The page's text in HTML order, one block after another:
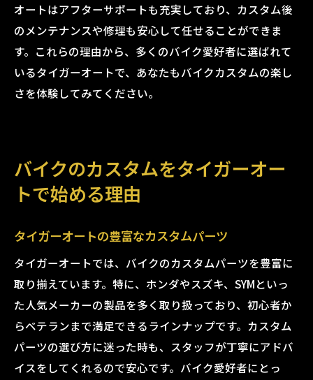
オートはアフターサポートも充実しており、カスタム後
のメンテナンスや修理も安心して任せることができま
す。これらの理由から、多くのバイク愛好者に選ばれて
いるタイガーオートで、あなたもバイクカスタムの楽し
さを体験してみてください。
バイクのカスタムをタイガーオー
トで始める理由
タイガーオートの豊富なカスタムパーツ
タイガーオートでは、バイクのカスタムパーツを豊富に
取り揃えています。特に、ホンダやスズキ、SYMといっ
た人気メーカーの製品を多く取り扱っており、初心者か
らベテランまで満足できるラインナップです。カスタム
パーツの選び方に迷った時も、スタッフが丁寧にアドバ
イスをしてくれるので安心です。バイク愛好者にとっ